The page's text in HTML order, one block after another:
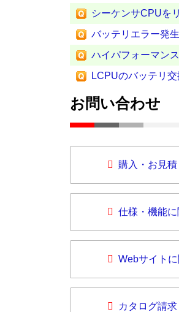
シーケンサCPUを
バッテリエラー発
ハイパフォーマン
LCPUのバッテリ
お問い合わせ
購入・お見
仕様・機能
Webサイト
カタログ請求